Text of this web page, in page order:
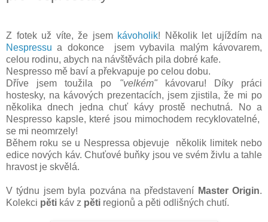
Z fotek už víte, že jsem kávoholik! Několik let ujíždím na
Nespressu a dokonce jsem vybavila malým kávovarem,
celou rodinu, abych na návštěvách pila dobré kafe.
Nespresso mě baví a překvapuje po celou dobu.
Dříve jsem toužila po "velkém"kávovaru! Díky práci
hostesky, na kávových prezentacích, jsem zjistila, že mi po
několika dnech jedna chuť kávy prostě nechutná. No a
Nespresso kapsle, které jsou mimochodem recyklovatelné,
se mi neomrzely!
Během roku se u Nespressa objevuje několik limitek nebo
edice nových káv. Chuťové buňky jsou ve svém živlu a tahle
hravost je skvělá.
V týdnu jsem byla pozvána na představení Master Origin.
Kolekci pěti káv z pěti regionů a pěti odlišných chutí.